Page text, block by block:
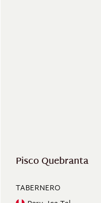
Pisco Quebranta
TABERNERO